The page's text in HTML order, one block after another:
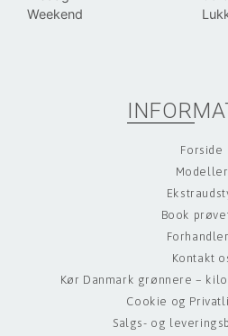
Weekend
Forside
Modeller
Book
Kontakt
Kør Danmark grønnere –
Cookie og
Salgs- og